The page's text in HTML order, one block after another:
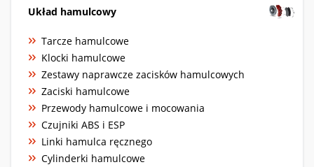
Układ hamulcowy
Tarcze hamulcowe
Klocki hamulcowe
Zestawy naprawcze zacisków hamulcowych
Zaciski hamulcowe
Przewody hamulcowe i mocowania
Czujniki ABS i ESP
Linki hamulca ręcznego
Cylinderki hamulcowe